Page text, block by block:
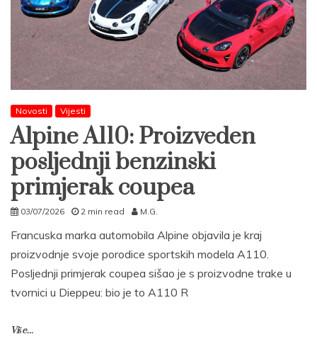
Novosti Vijesti
Alpine A110: Proizveden
posljednji benzinski
primjerak coupea
03/07/2026 2 min read M.G.
Francuska marka automobila Alpine objavila je kraj
proizvodnje svoje porodice sportskih modela A110.
Posljednji primjerak coupea sišao je s proizvodne trake u
tvornici u Dieppeu: bio je to A110 R
Više...